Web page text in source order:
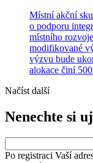
Místní akční
o podporu
místního
modifikované
výzvu bude
alokace činí
Načíst další
Nenechte si
Po registraci Vaší